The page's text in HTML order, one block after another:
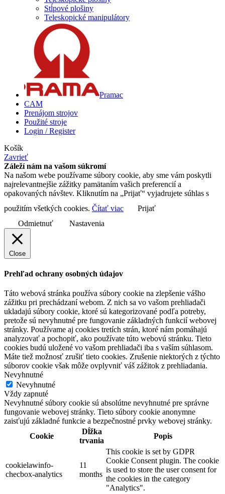
Stĺpové plošiny
Teleskopické manipulátory
Pramac
CAM
Prenájom strojov
Použité stroje
Login / Register
Košík
Zavrieť
Záleží nám na vašom súkromí
Na našom webe používame súbory cookie, aby sme vám poskytli
najrelevantnejšie zážitky pamätaním vašich preferencií a
opakovaných návštev. Kliknutím na „Prijať“ vyjadrujete súhlas s
použitím všetkých cookies. Čítať viac
Prijať
Odmietnuť
Nastavenia
Close
Prehľad ochrany osobných údajov
Táto webová stránka používa súbory cookie na zlepšenie vášho
zážitku pri prechádzaní webom. Z nich sa vo vašom prehliadači
ukladajú súbory cookie, ktoré sú kategorizované podľa potreby,
pretože sú nevyhnutné pre fungovanie základných funkcií webovej
stránky. Používame aj cookies tretích strán, ktoré nám pomáhajú
analyzovať a pochopiť, ako používate túto webovú stránku. Tieto
cookies budú uložené vo vašom prehliadači iba s vaším súhlasom.
Máte tiež možnosť zrušiť tieto cookies. Zrušenie niektorých z týchto
súborov cookie však môže ovplyvniť váš zážitok z prehliadania.
Nevyhnutné
Nevyhnutné
Vždy zapnuté
Nevyhnutné súbory cookie sú absolútne nevyhnutné pre správne
fungovanie webovej stránky. Tieto súbory cookie anonymne
zaisťujú základné funkcie a bezpečnostné prvky webovej stránky.
Cookie
Dĺžka
trvania
Popis
cookielawinfo-
checbox-analytics
11
months
This cookie is set by GDPR
Cookie Consent plugin. The cookie
is used to store the user consent for
the cookies in the category
"Analytics".